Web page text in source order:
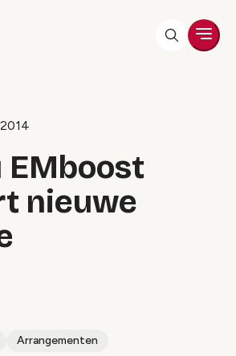
EMboost
nieuwe
Arrangementen